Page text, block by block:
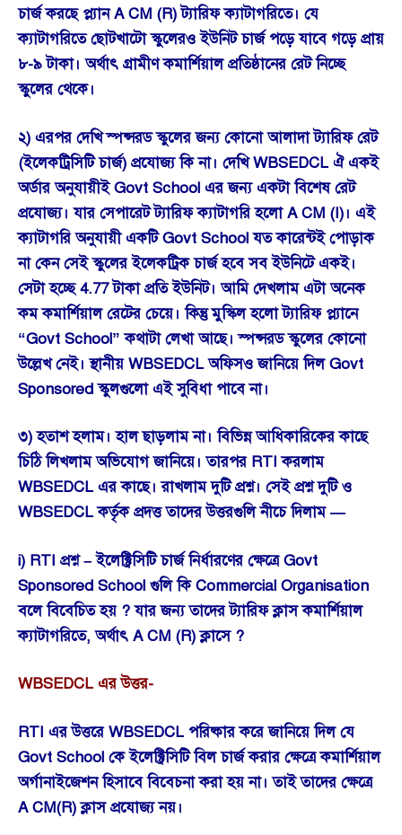
চার্জ করছে প্ল্যান A CM (R) ট্যারিফ ক্যাটাগরিতে। যে
ক্যাটাগরিতে ছোটখাটো স্কুলেরও ইউনিট চার্জ পড়ে যাবে গড়ে প্রায়
৮-৯ টাকা। অর্থাৎ গ্রামীণ কমার্শিয়াল প্রতিষ্ঠানের রেট নিচ্ছে
স্কুলের থেকে।
২) এরপর দেখি স্পন্সরড স্কুলের জন্য কোনো আলাদা ট্যারিফ রেট
(ইলেকট্রিসিটি চার্জ) প্রযোজ্য কি না। দেখি WBSEDCL ঐ একই
অর্ডার অনুযায়ীই Govt School এর জন্য একটা বিশেষ রেট
প্রযোজ্য। যার সেপারেট ট্যারিফ ক্যাটাগরি হলো A CM (I)। এই
ক্যাটাগরি অনুযায়ী একটি Govt School যত কারেন্টই পোড়াক
না কেন সেই স্কুলের ইলেকট্রিক চার্জ হবে সব ইউনিটে একই।
সেটা হচ্ছে 4.77 টাকা প্রতি ইউনিট। আমি দেখলাম এটা অনেক
কম কমার্শিয়াল রেটের চেয়ে। কিন্তু মুস্কিল হলো ট্যারিফ প্ল্যানে
“Govt School” কথাটা লেখা আছে। স্পন্সরড স্কুলের কোনো
উল্লেখ নেই। স্থানীয় WBSEDCL অফিসও জানিয়ে দিল Govt
Sponsored স্কুলগুলো এই সুবিধা পাবে না।
৩) হতাশ হলাম। হাল ছাড়লাম না। বিভিন্ন আধিকারিকের কাছে
চিঠি লিখলাম অভিযোগ জানিয়ে। তারপর RTI করলাম
WBSEDCL এর কাছে। রাখলাম দুটি প্রশ্ন। সেই প্রশ্ন দুটি ও
WBSEDCL কর্তৃক প্রদত্ত তাদের উত্তরগুলি নীচে দিলাম —
i) RTI প্রশ্ন – ইলেক্ট্রিসিটি চার্জ নির্ধারণের ক্ষেত্রে Govt
Sponsored School গুলি কি Commercial Organisation
বলে বিবেচিত হয় ? যার জন্য তাদের ট্যারিফ ক্লাস কমার্শিয়াল
ক্যাটাগরিতে, অর্থাৎ A CM (R) ক্লাসে ?
WBSEDCL এর উত্তর-
RTI এর উত্তরে WBSEDCL পরিষ্কার করে জানিয়ে দিল যে
Govt School কে ইলেক্ট্রিসিটি বিল চার্জ করার ক্ষেত্রে কমার্শিয়াল
অর্গানাইজেশন হিসাবে বিবেচনা করা হয় না। তাই তাদের ক্ষেত্রে
A CM(R) ক্লাস প্রযোজ্য নয়।